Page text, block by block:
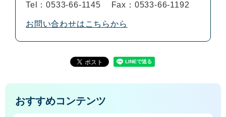
Tel：0533-66-1145
Fax：0533-66-1192
お問い合わせはこちらから
おすすめコンテンツ